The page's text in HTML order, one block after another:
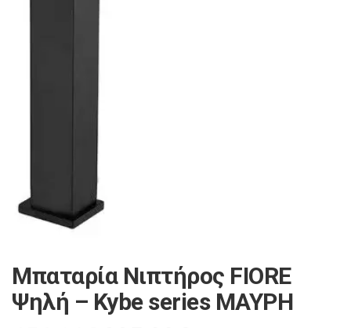
Μπαταρία Νιπτήρος FIORE
Ψηλή – Kybe series ΜΑΥΡΗ